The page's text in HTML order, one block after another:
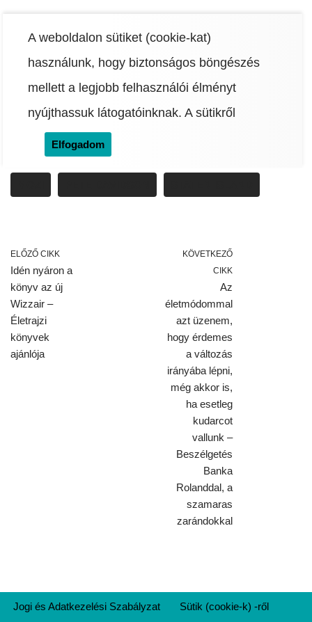
A weboldalon sütiket (cookie-kat)
használunk, hogy biztonságos böngészés
mellett a legjobb felhasználói élményt
nyújthassuk látogatóinknak.A sütikről
Elfogadom
facebookpinterestlinkedintumblrredditemail
Címkék: FILM JUDD APATOW
ELŐZŐ CIKK
Idén nyáron a
könyv az új
Wizzair –
Életrajzi
könyvek
ajánlója
KÖVETKEZŐ
CIKK
Az
életmódommal
azt üzenem,
hogy érdemes
a változás
irányába lépni,
még akkor is,
ha esetleg
kudarcot
vallunk –
Beszélgetés
Banka
Rolanddal, a
szamaras
zarándokkal
Jogi és Adatkezelési Szabályzat Sütik (cookie-k) -ről